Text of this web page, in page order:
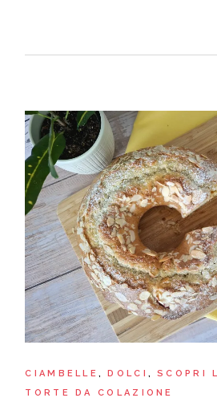
CIAMBELLE DOLCI
SCOPRI
TORTE DA COLAZIONE